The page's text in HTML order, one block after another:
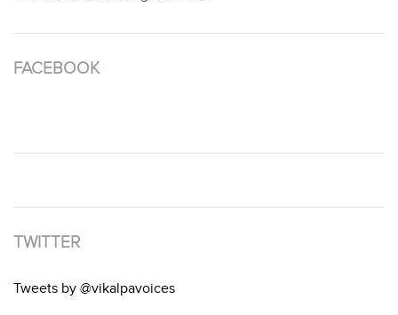
FACEBOOK
TWITTER
Tweets by @vikalpavoices